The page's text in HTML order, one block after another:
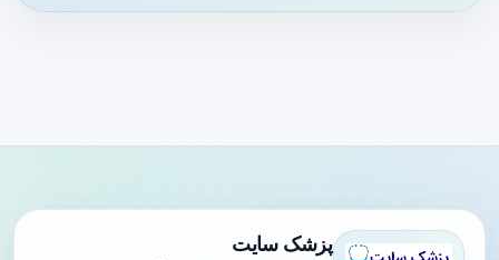
پزشک سایت